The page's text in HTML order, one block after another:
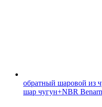
обратный шаровой из
шар чугун+NBR